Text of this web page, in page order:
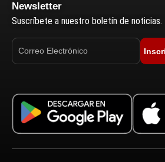
Newsletter
Suscríbete a nuestro boletín de noticias.